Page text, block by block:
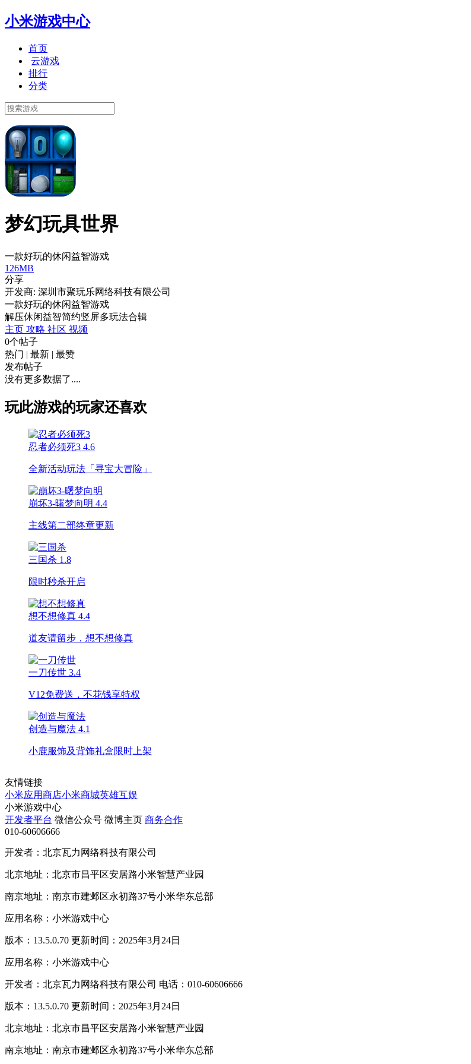
小米游戏中心
首页
云游戏
排行
分类
梦幻玩具世界
一款好玩的休闲益智游戏
126MB
分享
开发商: 深圳市聚玩乐网络科技有限公司
一款好玩的休闲益智游戏
解压休闲益智简约竖屏多玩法合辑
主页 攻略 社区 视频
0个帖子
热门 | 最新 | 最赞
发布帖子
没有更多数据了....
玩此游戏的玩家还喜欢
忍者必须死3 4.6
全新活动玩法「寻宝大冒险」
崩坏3-曙梦向明 4.4
主线第二部终章更新
三国杀 1.8
限时秒杀开启
想不想修真 4.4
道友请留步，想不想修真
一刀传世 3.4
V12免费送，不花钱享特权
创造与魔法 4.1
小鹿服饰及背饰礼盒限时上架
友情链接
小米应用商店小米商城英雄互娱
小米游戏中心
开发者平台 微信公众号 微博主页 商务合作
010-60606666
开发者：北京瓦力网络科技有限公司
北京地址：北京市昌平区安居路小米智慧产业园
南京地址：南京市建邺区永初路37号小米华东总部
应用名称：小米游戏中心
版本：13.5.0.70 更新时间：2025年3月24日
应用名称：小米游戏中心
开发者：北京瓦力网络科技有限公司 电话：010-60606666
版本：13.5.0.70 更新时间：2025年3月24日
北京地址：北京市昌平区安居路小米智慧产业园
南京地址：南京市建邺区永初路37号小米华东总部